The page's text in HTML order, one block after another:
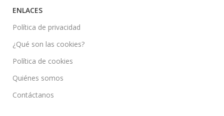
ENLACES
Política de privacidad
¿Qué son las cookies?
Política de cookies
Quiénes somos
Contáctanos